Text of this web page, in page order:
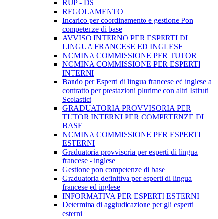
RUP - DS
REGOLAMENTO
Incarico per coordinamento e gestione Pon
competenze di base
AVVISO INTERNO PER ESPERTI DI
LINGUA FRANCESE ED INGLESE
NOMINA COMMISSIONE PER TUTOR
NOMINA COMMISSIONE PER ESPERTI
INTERNI
Bando per Esperti di lingua francese ed inglese a
contratto per prestazioni plurime con altri Istituti
Scolastici
GRADUATORIA PROVVISORIA PER
TUTOR INTERNI PER COMPETENZE DI
BASE
NOMINA COMMISSIONE PER ESPERTI
ESTERNI
Graduatoria provvisoria per esperti di lingua
francese - inglese
Gestione pon competenze di base
Graduatoria definitiva per esperti di lingua
francese ed inglese
INFORMATIVA PER ESPERTI ESTERNI
Determina di aggiudicazione per gli esperti
esterni